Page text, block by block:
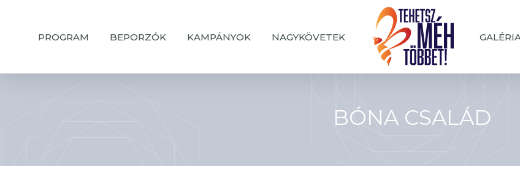
PROGRAM BEPORZÓK KAMPÁNYOK NAGYKÖVETEK
BÓNA CSALÁD